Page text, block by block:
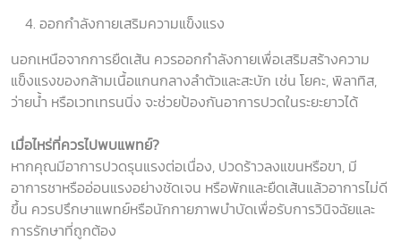
ออกกำลังกายเสริมความแข็งแรง
นอกเหนือจากการยืดเส้น ควรออกกำลังกายเพื่อเสริมสร้างความ
แข็งแรงของกล้ามเนื้อแกนกลางลำตัวและสะบัก เช่น โยคะ, พิลาทิส,
ว่ายน้ำ หรือเวทเทรนนิ่ง จะช่วยป้องกันอาการปวดในระยะยาวได้
เมื่อไหร่ที่ควรไปพบแพทย์?
หากคุณมีอาการปวดรุนแรงต่อเนื่อง, ปวดร้าวลงแขนหรือขา, มี
อาการชาหรืออ่อนแรงอย่างชัดเจน หรือพักและยืดเส้นแล้วอาการไม่ดี
ขึ้น ควรปรึกษาแพทย์หรือนักกายภาพบำบัดเพื่อรับการวินิจฉัยและ
การรักษาที่ถูกต้อง